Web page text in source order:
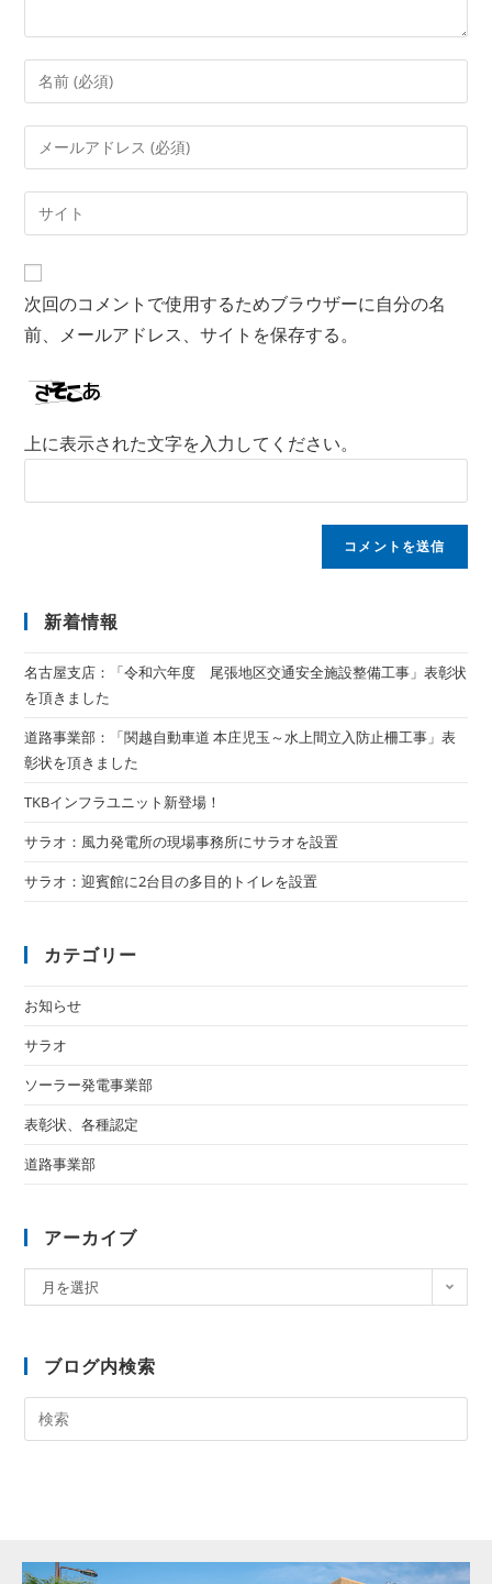
次回のコメントで使用するためブラウザーに自分の名
前、メールアドレス、サイトを保存する。
上に表示された文字を入力してください。
新着情報
名古屋支店：「令和六年度 尾張地区交通安全施設整備工事」表彰状
を頂きました
道路事業部：「関越自動車道 本庄児玉～水上間立入防止柵工事」表
彰状を頂きました
TKBインフラユニット新登場！
サラオ：風力発電所の現場事務所にサラオを設置
サラオ：迎賓館に2台目の多目的トイレを設置
カテゴリー
お知らせ
サラオ
ソーラー発電事業部
表彰状、各種認定
道路事業部
アーカイブ
月を選択
ブログ内検索